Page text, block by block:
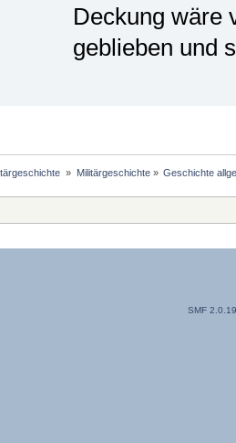
Deckung wäre
geblieben und
» Militärgeschichte» Geschichte
SMF 2.0.19